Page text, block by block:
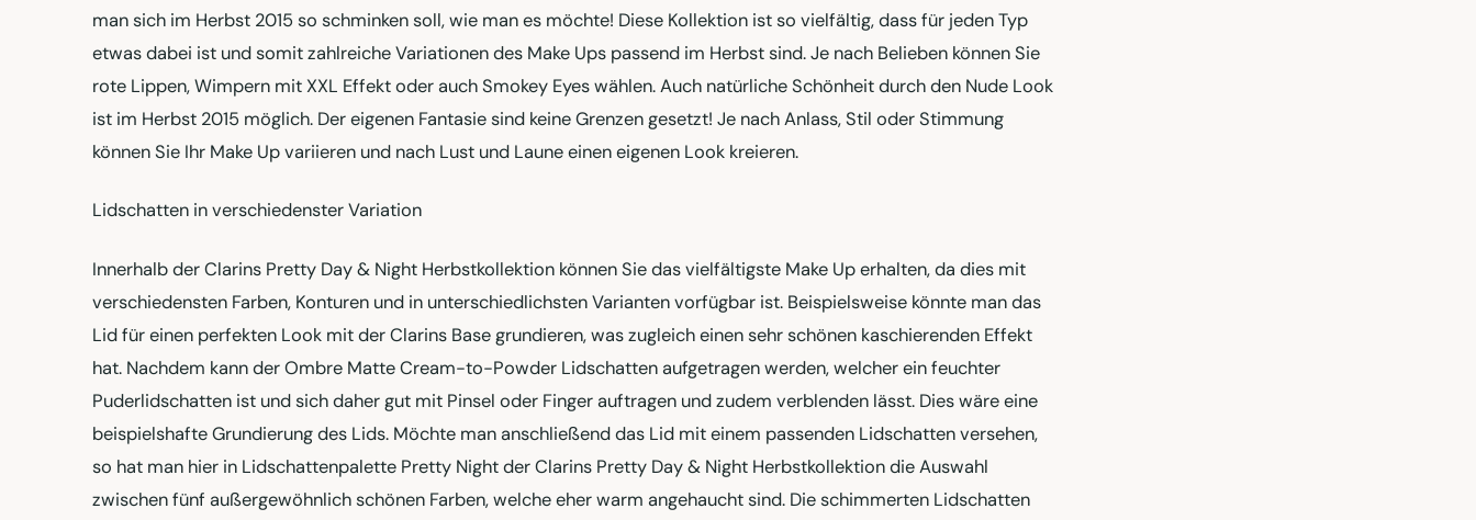
man sich im Herbst 2015 so schminken soll, wie man es möchte! Diese Kollektion ist so vielfältig, dass für jeden Typ
etwas dabei ist und somit zahlreiche Variationen des Make Ups passend im Herbst sind. Je nach Belieben können Sie
rote Lippen, Wimpern mit XXL Effekt oder auch Smokey Eyes wählen. Auch natürliche Schönheit durch den Nude Look
ist im Herbst 2015 möglich. Der eigenen Fantasie sind keine Grenzen gesetzt! Je nach Anlass, Stil oder Stimmung
können Sie Ihr Make Up variieren und nach Lust und Laune einen eigenen Look kreieren.
Lidschatten in verschiedenster Variation
Innerhalb der Clarins Pretty Day & Night Herbstkollektion können Sie das vielfältigste Make Up erhalten, da dies mit
verschiedensten Farben, Konturen und in unterschiedlichsten Varianten vorfügbar ist. Beispielsweise könnte man das
Lid für einen perfekten Look mit der Clarins Base grundieren, was zugleich einen sehr schönen kaschierenden Effekt
hat. Nachdem kann der Ombre Matte Cream-to-Powder Lidschatten aufgetragen werden, welcher ein feuchter
Puderlidschatten ist und sich daher gut mit Pinsel oder Finger auftragen und zudem verblenden lässt. Dies wäre eine
beispielshafte Grundierung des Lids. Möchte man anschließend das Lid mit einem passenden Lidschatten versehen,
so hat man hier in Lidschattenpalette Pretty Night der Clarins Pretty Day & Night Herbstkollektion die Auswahl
zwischen fünf außergewöhnlich schönen Farben, welche eher warm angehaucht sind. Die schimmerten Lidschatten